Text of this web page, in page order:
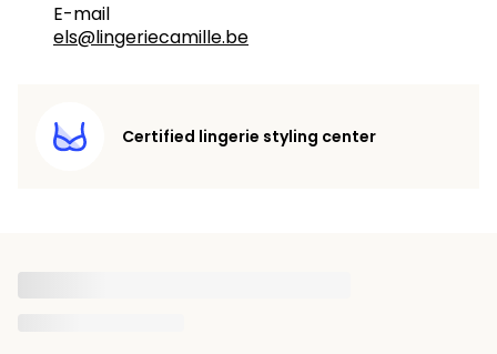
E-mail
els@lingeriecamille.be
Certified lingerie styling center